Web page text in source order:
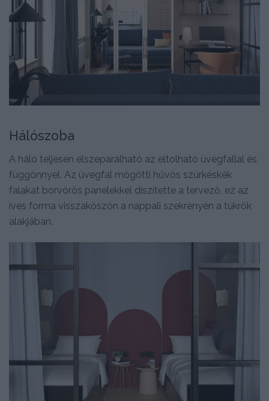
Hálószoba
A háló teljesen elszeparálható az eltolható üvegfallal és
függönnyel. Az üvegfal mögötti hűvös szürkéskék
falakat borvörös panelekkel díszítette a tervező, ez az
íves forma visszaköszön a nappali szekrényén a tükrök
alakjában.